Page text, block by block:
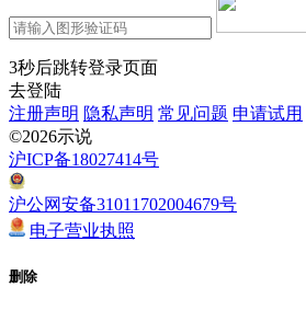
3秒后跳转登录页面
去登陆
注册声明 隐私声明 常见问题 申请试用
©2026示说
沪ICP备18027414号
沪公网安备31011702004679号
电子营业执照
删除